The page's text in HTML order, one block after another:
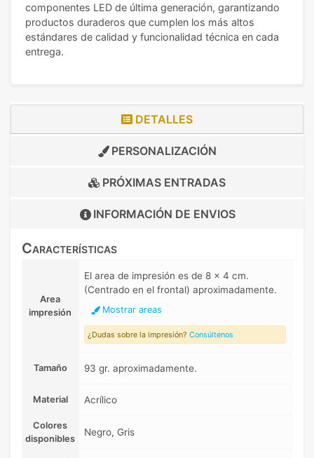
componentes LED de última generación, garantizando
productos duraderos que cumplen los más altos
estándares de calidad y funcionalidad técnica en cada
entrega.
DETALLES
PERSONALIZACIÓN
PRÓXIMAS ENTRADAS
INFORMACIÓN DE ENVIOS
Características
Area
impresión
El area de impresión es de 8 x 4 cm.
(Centrado en el frontal) aproximadamente.
Mostrar areas
¿Dudas sobre la impresión? Consúltenos
Tamaño 93 gr. aproximadamente.
Material Acrílico
Colores
disponibles
Negro, Gris